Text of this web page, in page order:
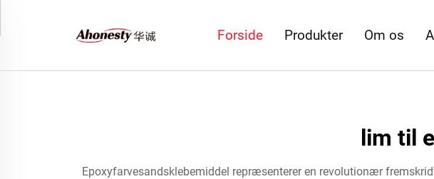
Forside Produkter Om os
lim til
Epoxyfarvesandsklebemiddel repræsenterer en revolutionær